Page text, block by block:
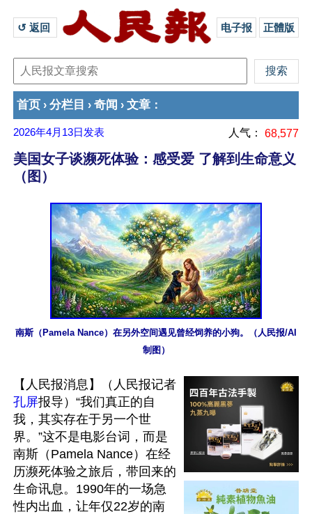
↺ 返回 电子报 正體版
首页 › 分栏目 › 奇闻 › 文章 ：
2026年4月13日 发表 人气： 68,577
美国女子谈濒死体验：感受爱 了解到生命意义
（图）
南斯（Pamela Nance）在另外空间遇见曾经饲养的小狗。（人民报/AI
制图）
【人民报消息】（人民报记者
孔屏报导）“我们真正的自
我，其实存在于另一个世
界。”这不是电影台词，而是
南斯（Pamela Nance）在经
历濒死体验之旅后，带回来的
生命讯息。1990年的一场急
性内出血，让年仅22岁的南